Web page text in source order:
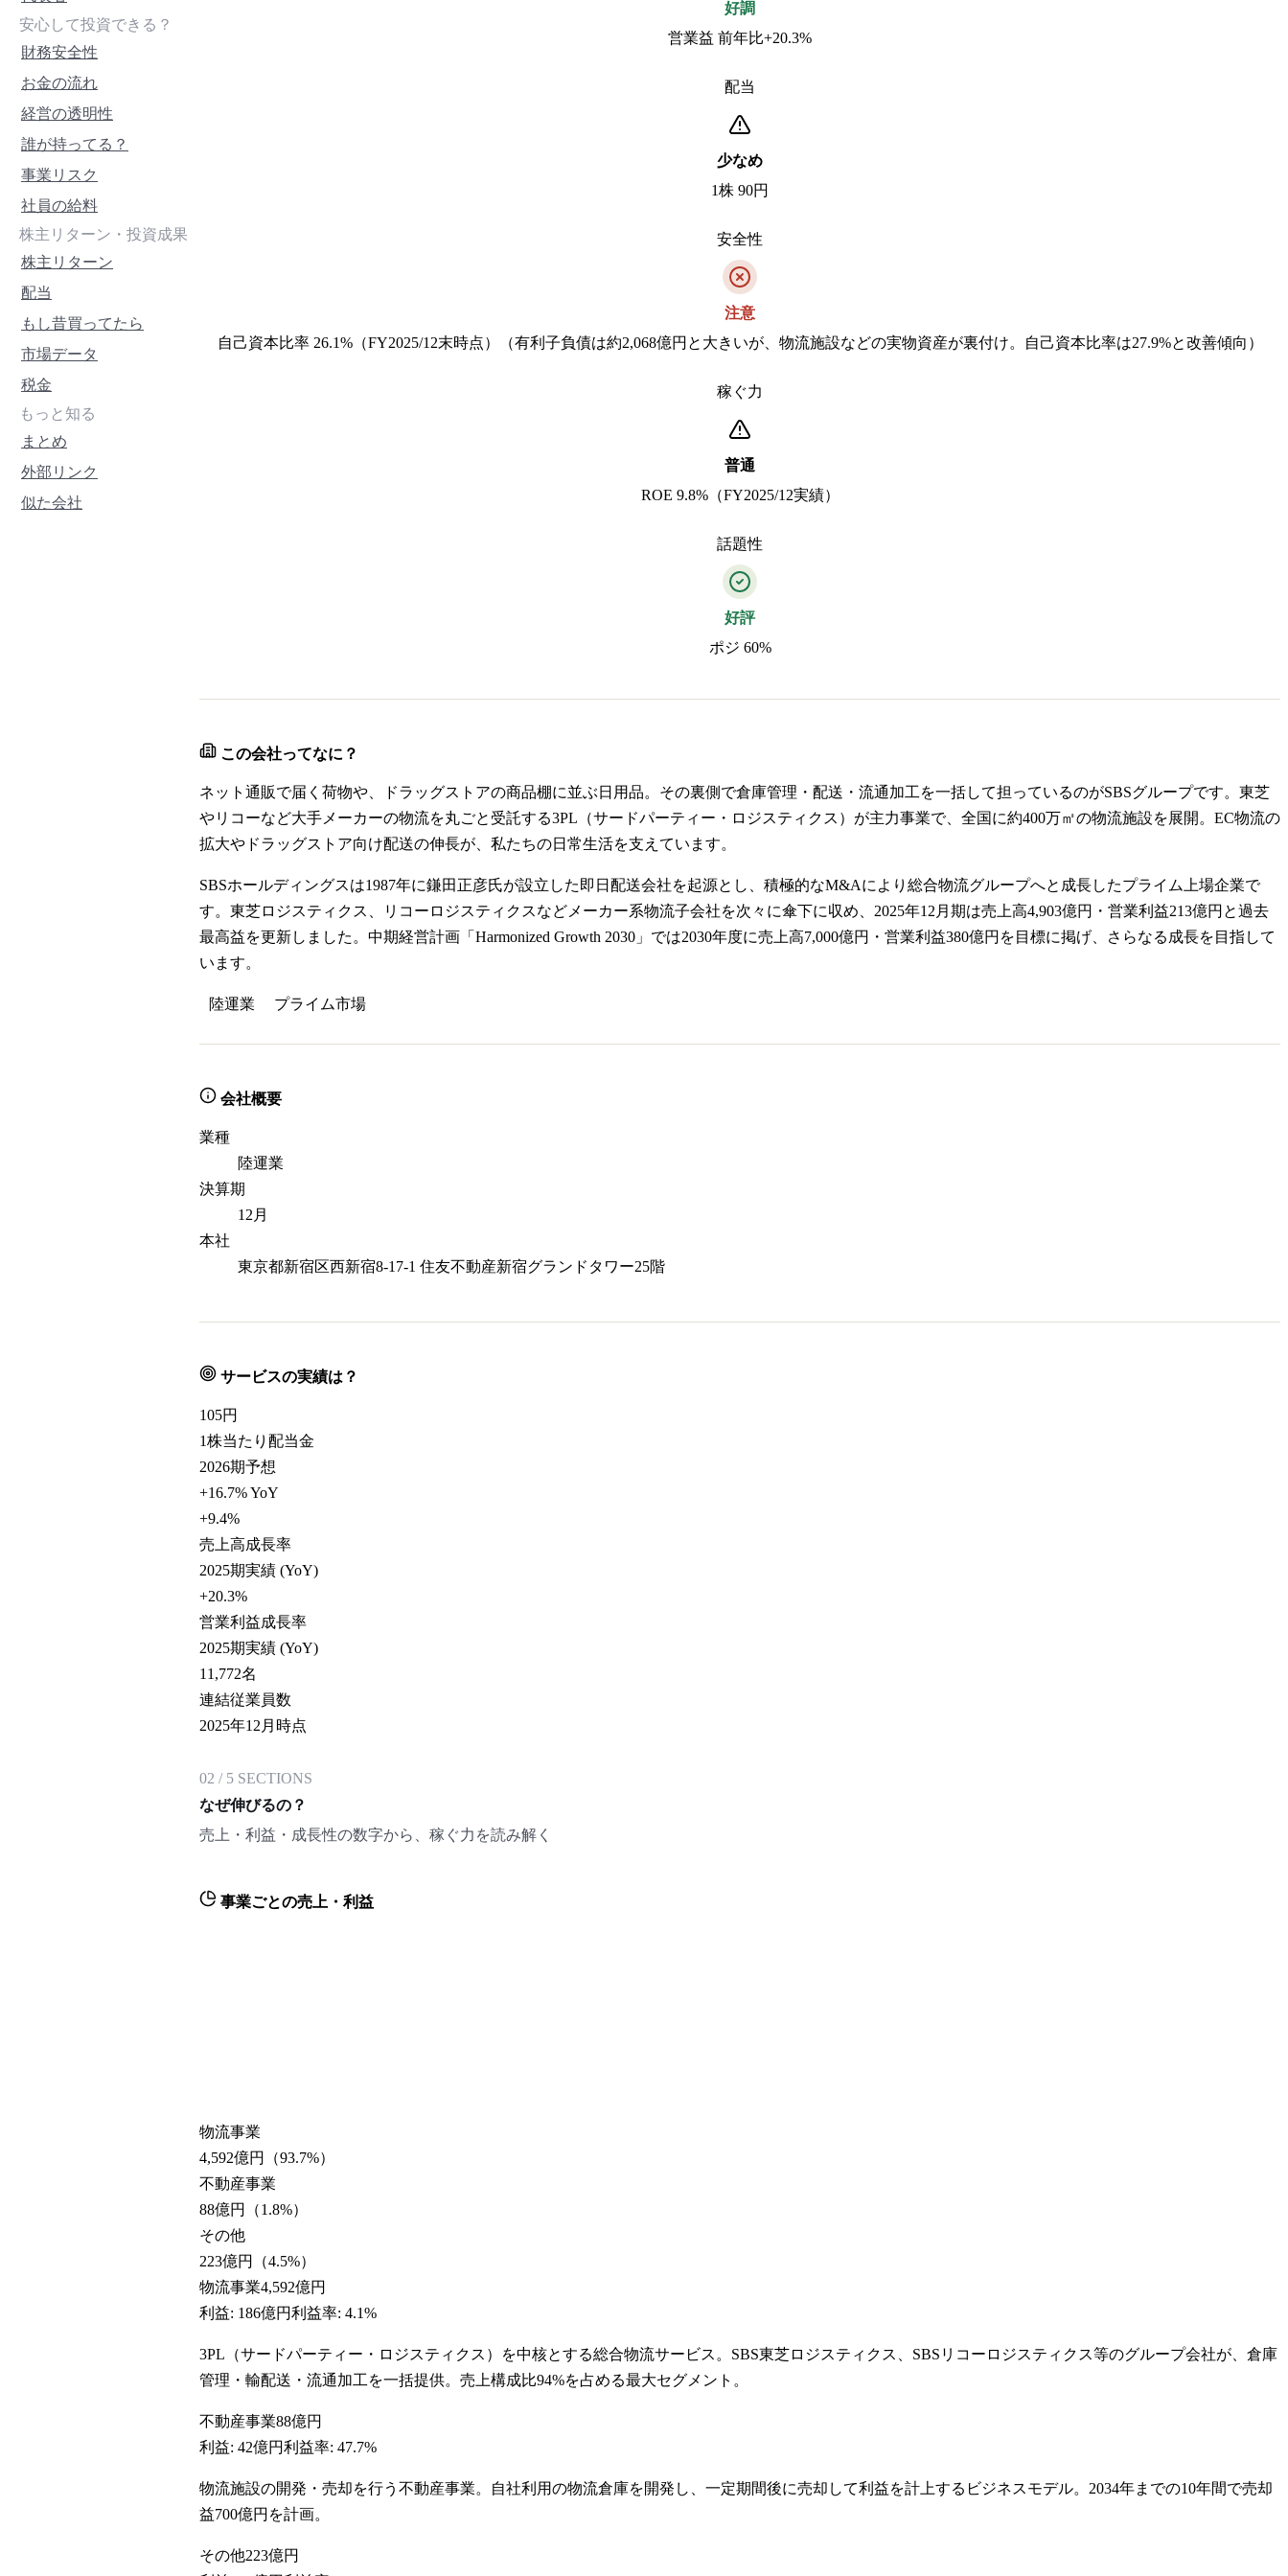
安心して投資できる？
財務安全性
お金の流れ
経営の透明性
誰が持ってる？
事業リスク
社員の給料
株主リターン・投資成果
株主リターン
配当
もし昔買ってたら
市場データ
税金
もっと知る
まとめ
外部リンク
似た会社
好調
営業益 前年比+20.3%
配当
少なめ
1株 90円
安全性
注意
自己資本比率 26.1%（FY2025/12末時点）（有利子負債は約2,068億円と大きいが、物流施設などの実物資産が裏付け。自己資本比率は27.9%と改善傾向）
稼ぐ力
普通
ROE 9.8%（FY2025/12実績）
話題性
好評
ポジ 60%
この会社ってなに？
ネット通販で届く荷物や、ドラッグストアの商品棚に並ぶ日用品。その裏側で倉庫管理・配送・流通加工を一括して担っているのがSBSグループです。東芝
やリコーなど大手メーカーの物流を丸ごと受託する3PL（サードパーティー・ロジスティクス）が主力事業で、全国に約400万㎡の物流施設を展開。EC物流の
拡大やドラッグストア向け配送の伸長が、私たちの日常生活を支えています。
SBSホールディングスは1987年に鎌田正彦氏が設立した即日配送会社を起源とし、積極的なM&Aにより総合物流グループへと成長したプライム上場企業で
す。東芝ロジスティクス、リコーロジスティクスなどメーカー系物流子会社を次々に傘下に収め、2025年12月期は売上高4,903億円・営業利益213億円と過去
最高益を更新しました。中期経営計画「Harmonized Growth 2030」では2030年度に売上高7,000億円・営業利益380億円を目標に掲げ、さらなる成長を目指して
います。
陸運業 プライム市場
会社概要
業種
陸運業
決算期
12月
本社
東京都新宿区西新宿8-17-1 住友不動産新宿グランドタワー25階
サービスの実績は？
105円
1株当たり配当金
2026期予想
+16.7% YoY
+9.4%
売上高成長率
2025期実績 (YoY)
+20.3%
営業利益成長率
2025期実績 (YoY)
11,772名
連結従業員数
2025年12月時点
02 / 5 SECTIONS
なぜ伸びるの？
売上・利益・成長性の数字から、稼ぐ力を読み解く
事業ごとの売上・利益
物流事業
4,592億円
（93.7%）
不動産事業
88億円
（1.8%）
その他
223億円
（4.5%）
物流事業4,592億円
利益: 186億円利益率: 4.1%
3PL（サードパーティー・ロジスティクス）を中核とする総合物流サービス。SBS東芝ロジスティクス、SBSリコーロジスティクス等のグループ会社が、倉庫
管理・輸配送・流通加工を一括提供。売上構成比94%を占める最大セグメント。
不動産事業88億円
利益: 42億円利益率: 47.7%
物流施設の開発・売却を行う不動産事業。自社利用の物流倉庫を開発し、一定期間後に売却して利益を計上するビジネスモデル。2034年までの10年間で売却
益700億円を計画。
その他223億円